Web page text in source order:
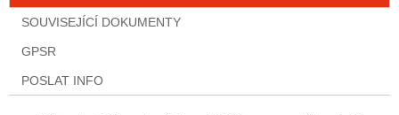
SOUVISEJÍCÍ DOKUMENTY
GPSR
POSLAT INFO